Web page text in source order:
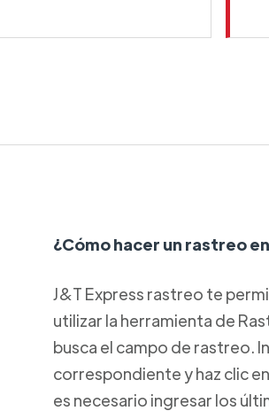
¿Cómo hacer un rastreo
J&T Express rastreo te
utilizar la herramienta de
busca el campo de rastreo.
correspondiente y haz clic
es necesario ingresar los